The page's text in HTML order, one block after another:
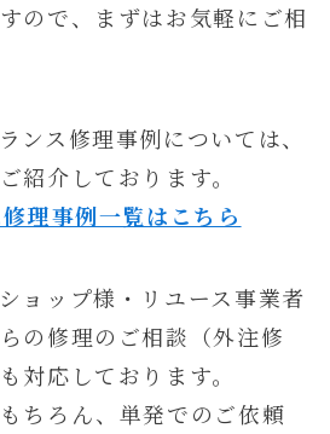
ので、まずはお気軽にご相
ンス修理事例については、
紹介しております。
理事例一覧はこちら
ョップ様・リユース事業者
の修理のご相談（外注修
対応しております。
ちろん、単発でのご依頼